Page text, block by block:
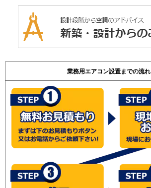
業務用エアコン設置までの流れ